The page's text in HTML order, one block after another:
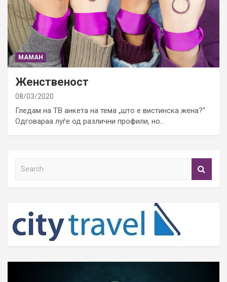
МАМАН
Женственост
08/03/2020
Гледам на ТВ анкета на тема „што е вистинска жена?“
Одговараа луѓе од различни профили, но…
h